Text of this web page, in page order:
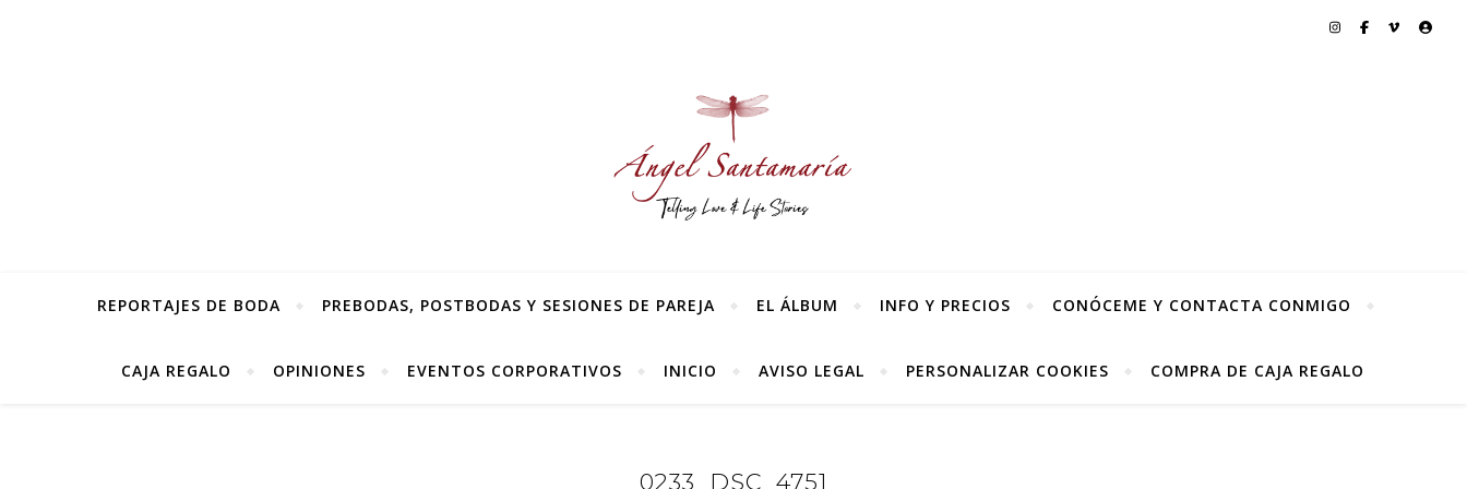
REPORTAJES DE BODA PREBODAS, POSTBODAS Y SESIONES DE PAREJA EL ÁLBUM INFO Y PRECIOS CONÓCEME Y CONTACTA CONMIGO
CAJA REGALO OPINIONES EVENTOS CORPORATIVOS INICIO AVISO LEGAL PERSONALIZAR COOKIES COMPRA DE CAJA REGALO
0233_DSC_4751